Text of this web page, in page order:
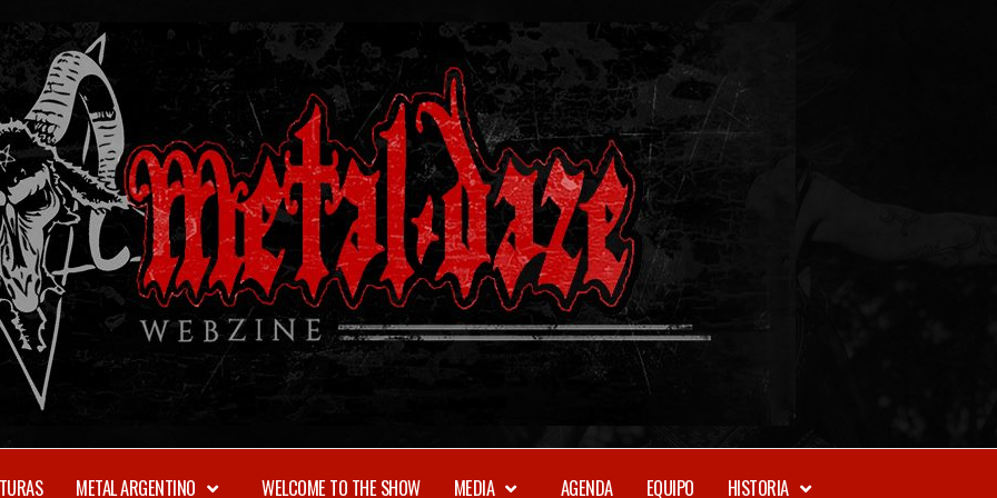
METAL ARGENTINO WELCOME TO THE SHOW MEDIA AGENDA EQUIPO HISTORIA